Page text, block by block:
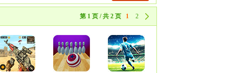
第 1 页 / 共 2 页 1 2